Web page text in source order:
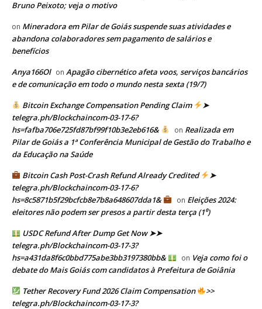
Bruno Peixoto; veja o motivo
on Mineradora em Pilar de Goiás suspende suas atividades e
abandona colaboradores sem pagamento de salários e
benefícios
Anya166Ol on Apagão cibernético afeta voos, serviços bancários
e de comunicação em todo o mundo nesta sexta (19/7)
Bitcoin Exchange Compensation Pending Claim
➤
telegra.ph/Blockchaincom-03-17-6?
hs=fafba706e725fd87bf99f10b3e2eb616&
on Realizada em
Pilar de Goiás a 1ª Conferência Municipal de Gestão do Trabalho e
da Educação na Saúde
Bitcoin Cash Post-Crash Refund Already Credited
➤
telegra.ph/Blockchaincom-03-17-6?
hs=8c5871b5f29bcfcb8e7b8a648607dda1&
on Eleições 2024:
eleitores não podem ser presos a partir desta terça (1⁰)
USDC Refund After Dump Get Now ➤➤
telegra.ph/Blockchaincom-03-17-3?
hs=a431da8f6c0bbd775abe3bb3197380bb&
on Veja como foi o
debate do Mais Goiás com candidatos à Prefeitura de Goiânia
Tether Recovery Fund 2026 Claim Compensation
>>
telegra.ph/Blockchaincom-03-17-3?